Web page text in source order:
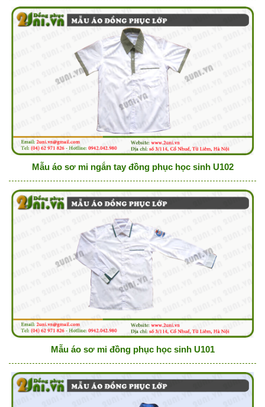
Mẫu áo sơ mi ngắn tay đồng phục học sinh U102
Mẫu áo sơ mi đồng phục học sinh U101